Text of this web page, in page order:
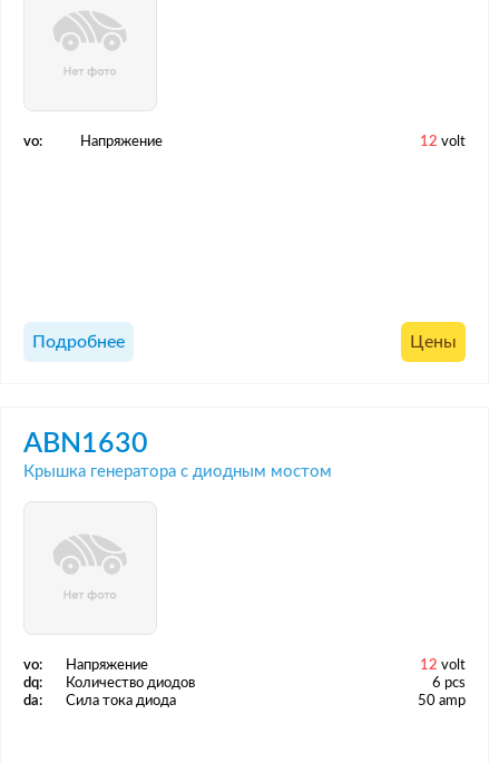
vo: Напряжение 12 volt
Подробнее Цены
ABN1630
Крышка генератора с диодным мостом
vo: Напряжение 12 volt
dq:
Количество диодов
6 pcs
da:
Сила тока диода 50 amp